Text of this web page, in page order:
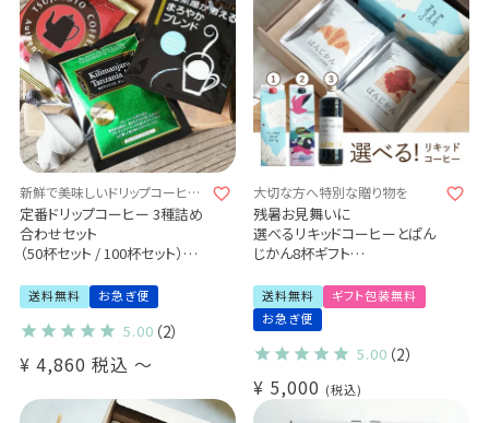
(src)
新鮮で美味しいドリップコーヒー
3種をぎゅぎゅっと詰め込みまし
た
定番ドリップコーヒー 3種詰め
合わせセット
（50杯セット / 100杯セット）送
お茶屋が考えるまろやかブレン
ド
ほろにがブレンド
送料無料 お急ぎ便
5.00 （2）
¥ 4,860 税込 〜
大切な方へ特別な贈り物を
残暑お見舞いに
選べるリキッドコーヒーとぱん
じかん8杯ギフト
ーヒー / カフェオレの素 / ドリ
ップコーヒー
特別なコーヒーギフト Qグレー
ダー厳選 スペシャルティコー
送料無料
ギフト包装無料
お急ぎ便
5.00 （2）
¥ 5,000 税込